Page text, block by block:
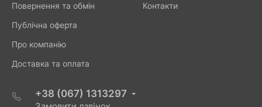
Повернення та обмін
Публічна оферта
Про компанію
Доставка та оплата
Контакти
+38 (067) 1313297